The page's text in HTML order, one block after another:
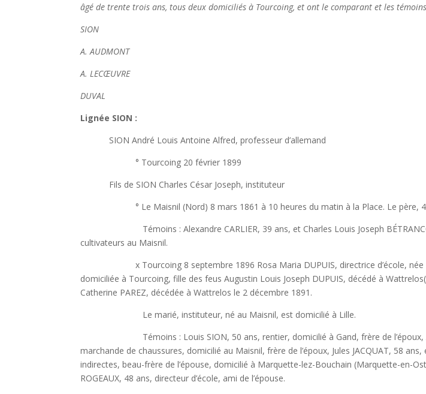
âgé de trente trois ans, tous deux domiciliés à Tourcoing, et ont le comparant et les
SION
A. AUDMONT
A. LECŒUVRE
DUVAL
Lignée SION :
SION André Louis Antoine Alfred, professeur d’allemand
° Tourcoing 20 février 1899
Fils de SION Charles César Joseph, instituteur
° Le Maisnil (Nord) 8 mars 1861 à 10 heures du matin à la Place. Le père, 40
Témoins : Alexandre CARLIER, 39 ans, et Charles Louis Joseph
cultivateurs au Maisnil.
x Tourcoing 8 septembre 1896 Rosa Maria DUPUIS, directrice d’école, née à
domiciliée à Tourcoing, fille des feus Augustin Louis Joseph DUPUIS, décédé à
Catherine PAREZ, décédée à Wattrelos le 2 décembre 1891.
Le marié, instituteur, né au Maisnil, est domicilié à Lille.
Témoins : Louis SION, 50 ans, rentier, domicilié à Gand, frère de l’époux,
marchande de chaussures, domicilié au Maisnil, frère de l’époux, Jules JACQUAT, 58
indirectes, beau-frère de l’épouse, domicilié à Marquette-lez-Bouchain (Marquette-en-
ROGEAUX, 48 ans, directeur d’école, ami de l’épouse.